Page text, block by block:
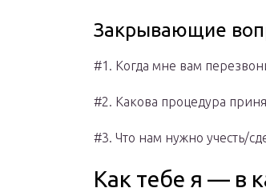
Закрывающие
#1. Когда мне вам
#2. Какова процедура
#3. Что нам нужно учесть/
Как тебе я — в